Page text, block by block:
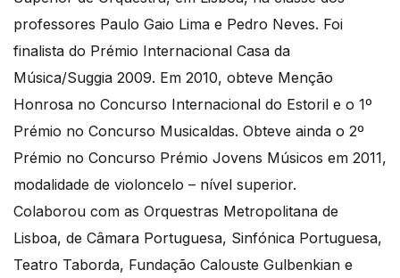
professores Paulo Gaio Lima e Pedro Neves. Foi
finalista do Prémio Internacional Casa da
Música/Suggia 2009. Em 2010, obteve Menção
Honrosa no Concurso Internacional do Estoril e o 1º
Prémio no Concurso Musicaldas. Obteve ainda o 2º
Prémio no Concurso Prémio Jovens Músicos em 2011,
modalidade de violoncelo – nível superior.
Colaborou com as Orquestras Metropolitana de
Lisboa, de Câmara Portuguesa, Sinfónica Portuguesa,
Teatro Taborda, Fundação Calouste Gulbenkian e